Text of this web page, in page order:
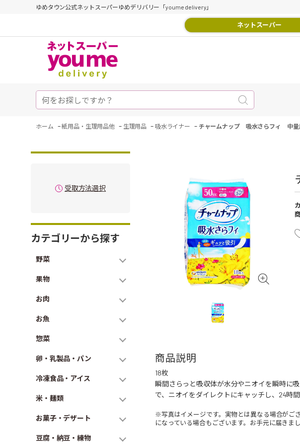
ゆめタウン公式ネットスーパーゆめデリバリー「youme delivery」
ネットスーパー
ホーム -紙用品・生理用品他 - 生理用品 - 吸水ライナー - チャームナップ 吸水さらフィ 中
受取方法選択
カテゴリーから探す
野菜
果物
お肉
お魚
惣菜
卵・乳製品・パン
冷凍食品・アイス
米・麺類
お菓子・デザート
豆腐・納豆・練物
商品説明
18枚
瞬間さらっと吸収体が水分やニオイを瞬時に
で、ニオイをダイレクトにキャッチし、24時
※写真はイメージです。実物とは異なる場合がご
になっている場合もございます。お手元に届きま